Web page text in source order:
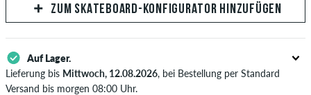
ZUM SKATEBOARD-KONFIGURATOR HINZUFÜGEN
Auf Lager.
Lieferung bis Mittwoch, 12.08.2026, bei Bestellung per Standard
Versand bis morgen 08:00 Uhr.